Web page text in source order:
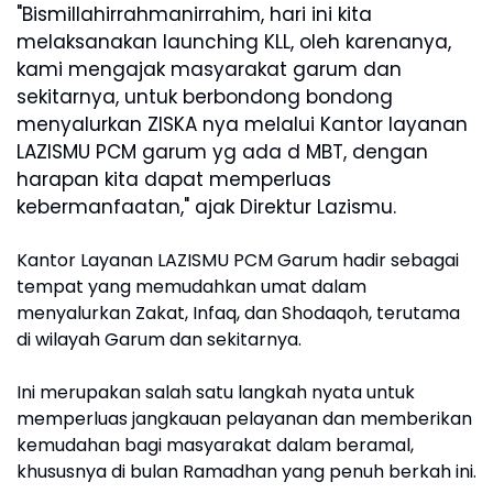
"Bismillahirrahmanirrahim, hari ini kita
melaksanakan launching KLL, oleh karenanya,
kami mengajak masyarakat garum dan
sekitarnya, untuk berbondong bondong
menyalurkan ZISKA nya melalui Kantor layanan
LAZISMU PCM garum yg ada d MBT, dengan
harapan kita dapat memperluas
kebermanfaatan," ajak Direktur Lazismu.
Kantor Layanan LAZISMU PCM Garum hadir sebagai
tempat yang memudahkan umat dalam
menyalurkan Zakat, Infaq, dan Shodaqoh, terutama
di wilayah Garum dan sekitarnya.
Ini merupakan salah satu langkah nyata untuk
memperluas jangkauan pelayanan dan memberikan
kemudahan bagi masyarakat dalam beramal,
khususnya di bulan Ramadhan yang penuh berkah ini.